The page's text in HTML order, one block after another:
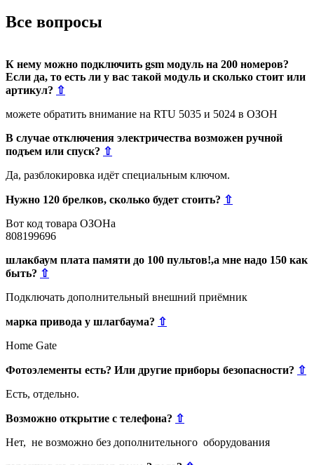
Все вопросы
К нему можно подключить gsm модуль на 200 номеров?
Если да, то есть ли у вас такой модуль и сколько стоит или
артикул? ⇧
можете обратить внимание на RTU 5035 и 5024 в ОЗОН
В случае отключения электричества возможен ручной
подъем или спуск? ⇧
Да, разблокировка идёт специальным ключом.
Нужно 120 брелков, сколько будет стоить? ⇧
Вот код товара ОЗОНа
808199696
шлакбаум плата памяти до 100 пультов!,а мне надо 150 как
быть? ⇧
Подключать дополнительный внешний приёмник
марка привода у шлагбаума? ⇧
Home Gate
Фотоэлементы есть? Или другие приборы безопасности? ⇧
Есть, отдельно.
Возможно открытие с телефона? ⇧
Нет, не возможно без дополнительного оборудования